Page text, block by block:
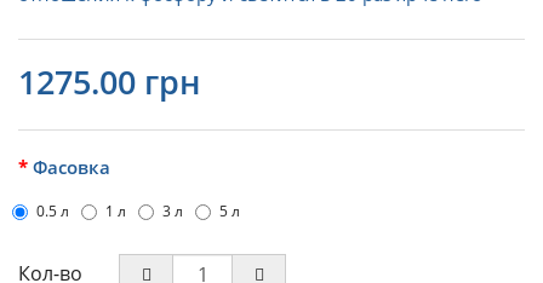
1275.00 грн
Фасовка
0.5 л 1 л 3 л 5 л
Кол-во